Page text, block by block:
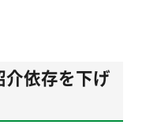
依存を下げ